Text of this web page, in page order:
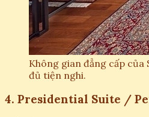
Không gian đẳng cấp của
đủ tiện nghi.
4. Presidential Suite /